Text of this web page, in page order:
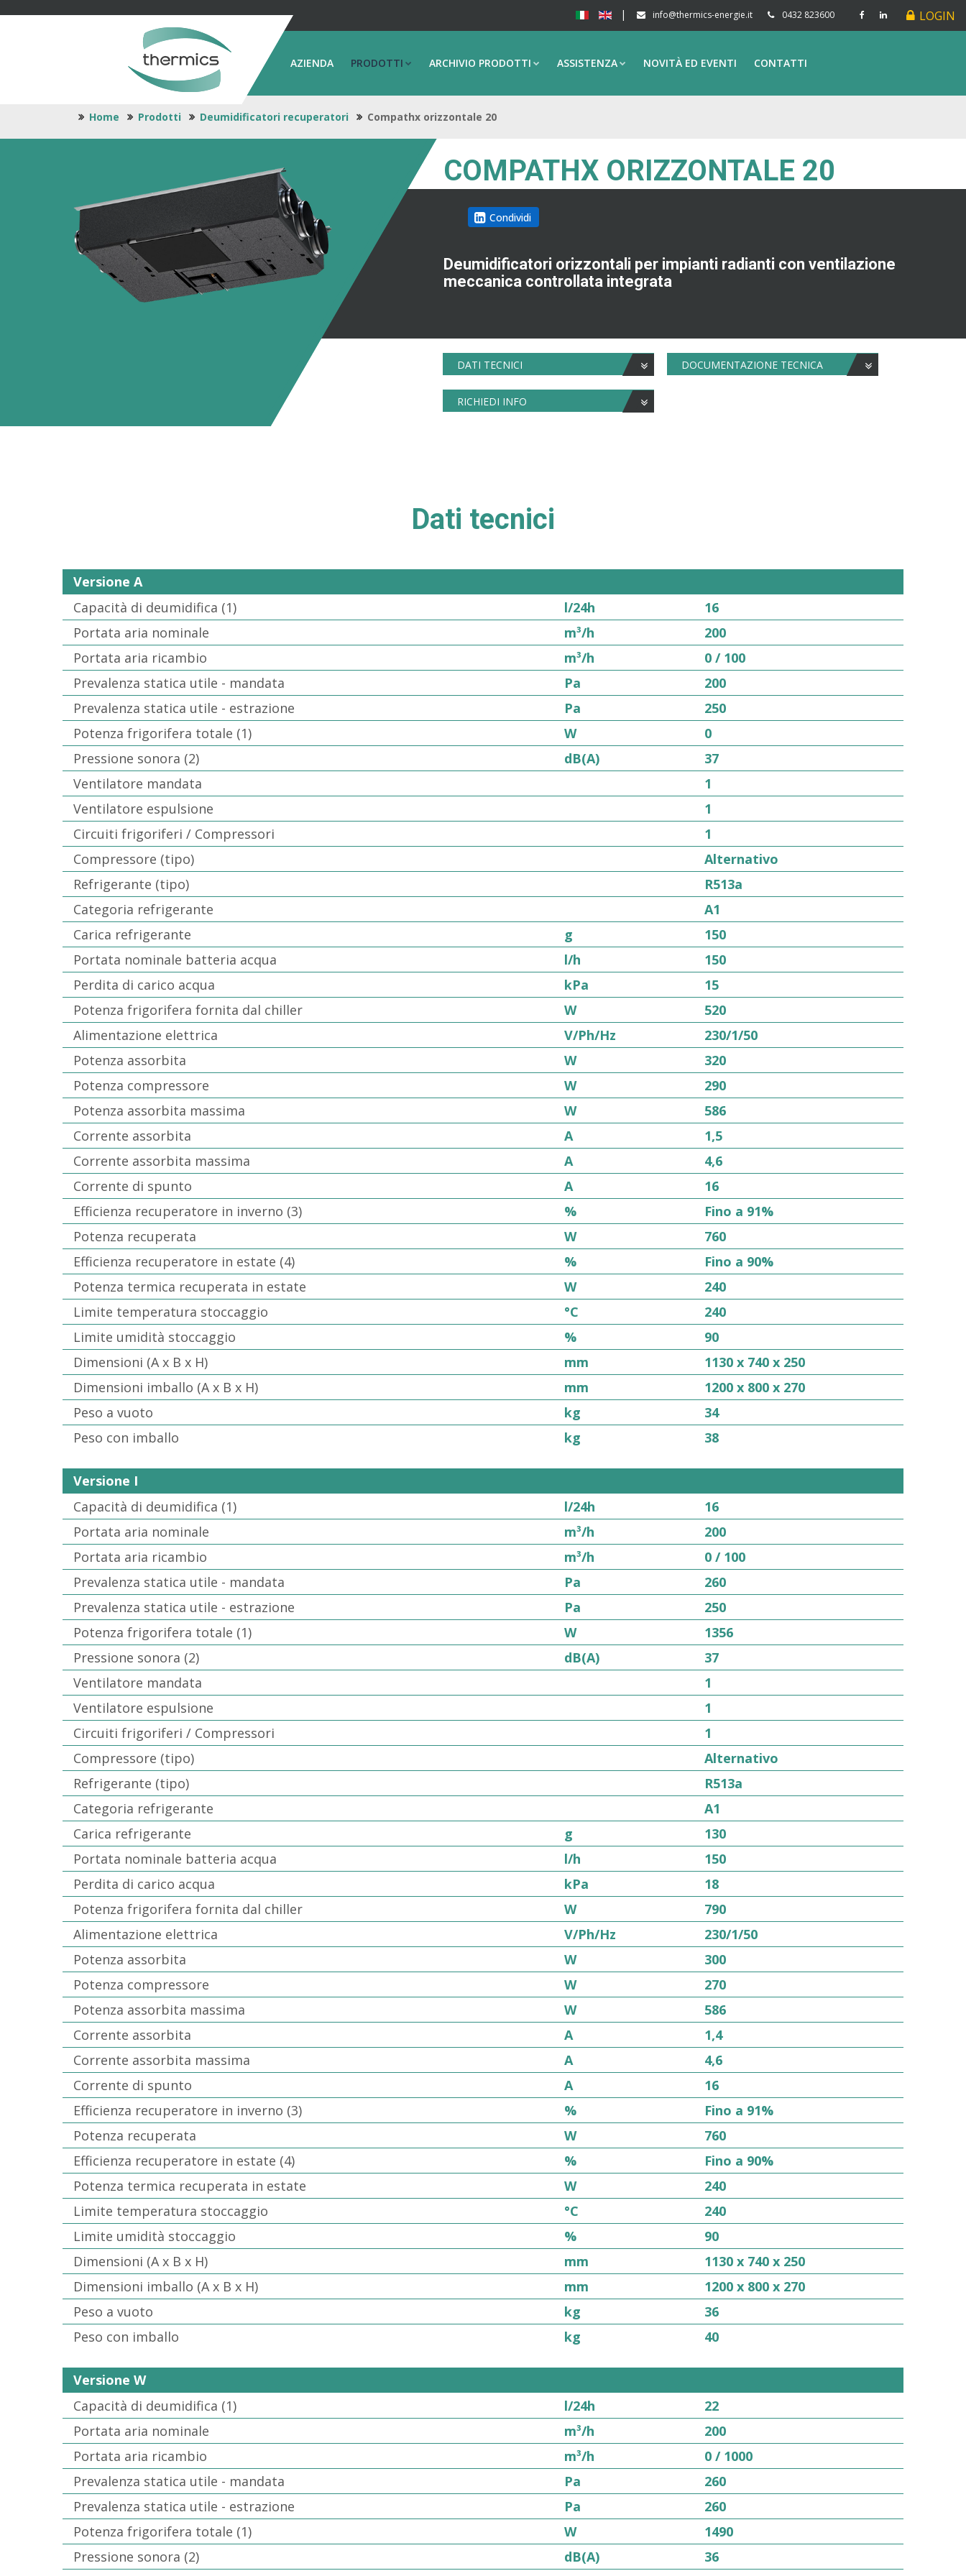
LOGIN
info@thermics-energie.it 0432 823600
AZIENDA PRODOTTI ARCHIVIO PRODOTTI ASSISTENZA NOVITÀ ED EVENTI CONTATTI
Home Prodotti Deumidificatori recuperatori Compathx orizzontale 20
COMPATHX ORIZZONTALE 20
Condividi
Deumidificatori orizzontali per impianti radianti con ventilazione
meccanica controllata integrata
DATI TECNICI DOCUMENTAZIONE TECNICA
RICHIEDI INFO
Dati tecnici
Versione A
Capacità di deumidifica (1)
l/24h
16
Portata aria nominale
m³/h
200
Portata aria ricambio
m³/h
0 / 100
Prevalenza statica utile - mandata
Pa
200
Prevalenza statica utile - estrazione
Pa
250
Potenza frigorifera totale (1)
W
0
Pressione sonora (2)
dB(A)
37
Ventilatore mandata
1
Ventilatore espulsione
1
Circuiti frigoriferi / Compressori
1
Compressore (tipo)
Alternativo
Refrigerante (tipo)
R513a
Categoria refrigerante
A1
Carica refrigerante
g
150
Portata nominale batteria acqua
l/h
150
Perdita di carico acqua
kPa
15
Potenza frigorifera fornita dal chiller
W
520
Alimentazione elettrica
V/Ph/Hz
230/1/50
Potenza assorbita
W
320
Potenza compressore
W
290
Potenza assorbita massima
W
586
Corrente assorbita
A
1,5
Corrente assorbita massima
A
4,6
Corrente di spunto
A
16
Efficienza recuperatore in inverno (3)
%
Fino a 91%
Potenza recuperata
W
760
Efficienza recuperatore in estate (4)
%
Fino a 90%
Potenza termica recuperata in estate
W
240
Limite temperatura stoccaggio
°C
240
Limite umidità stoccaggio
%
90
Dimensioni (A x B x H)
mm
1130 x 740 x 250
Dimensioni imballo (A x B x H)
mm
1200 x 800 x 270
Peso a vuoto
kg
34
Peso con imballo
kg 38
Versione I
Capacità di deumidifica (1)
l/24h
16
Portata aria nominale
m³/h
200
Portata aria ricambio
m³/h
0 / 100
Prevalenza statica utile - mandata
Pa
260
Prevalenza statica utile - estrazione
Pa
250
Potenza frigorifera totale (1)
W
1356
Pressione sonora (2)
dB(A)
37
Ventilatore mandata
1
Ventilatore espulsione
1
Circuiti frigoriferi / Compressori
1
Compressore (tipo)
Alternativo
Refrigerante (tipo)
R513a
Categoria refrigerante
A1
Carica refrigerante
g
130
Portata nominale batteria acqua
l/h
150
Perdita di carico acqua
kPa
18
Potenza frigorifera fornita dal chiller
W
790
Alimentazione elettrica
V/Ph/Hz
230/1/50
Potenza assorbita
W
300
Potenza compressore
W
270
Potenza assorbita massima
W
586
Corrente assorbita
A
1,4
Corrente assorbita massima
A
4,6
Corrente di spunto
A
16
Efficienza recuperatore in inverno (3)
%
Fino a 91%
Potenza recuperata
W
760
Efficienza recuperatore in estate (4)
%
Fino a 90%
Potenza termica recuperata in estate
W
240
Limite temperatura stoccaggio
°C
240
Limite umidità stoccaggio
%
90
Dimensioni (A x B x H)
mm
1130 x 740 x 250
Dimensioni imballo (A x B x H)
mm
1200 x 800 x 270
Peso a vuoto
kg
36
Peso con imballo
kg 40
Versione W
Capacità di deumidifica (1)
l/24h
22
Portata aria nominale
m³/h
200
Portata aria ricambio
m³/h
0 / 1000
Prevalenza statica utile - mandata
Pa
260
Prevalenza statica utile - estrazione
Pa
260
Potenza frigorifera totale (1)
W
1490
Pressione sonora (2)
dB(A)
36